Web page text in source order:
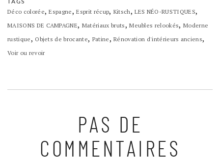
Déco colorée,Espagne,Esprit récup, Kitsch,LES NÉO-RUSTIQUES,
MAISONS DE CAMPAGNE, Matériaux bruts,Meubles relookés, Moderne
rustique, Objets de brocante, Patine,Rénovation d'intérieurs anciens,
Voir ou revoir
PAS DE
COMMENTAIRES